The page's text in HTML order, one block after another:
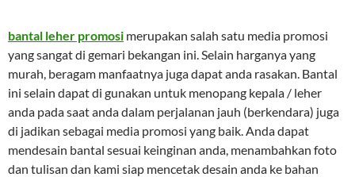
bantal leher promosi merupakan salah satu media promosi
yang sangat di gemari bekangan ini. Selain harganya yang
murah, beragam manfaatnya juga dapat anda rasakan. Bantal
ini selain dapat di gunakan untuk menopang kepala / leher
anda pada saat anda dalam perjalanan jauh (berkendara) juga
di jadikan sebagai media promosi yang baik. Anda dapat
mendesain bantal sesuai keinginan anda, menambahkan foto
dan tulisan dan kami siap mencetak desain anda ke bahan